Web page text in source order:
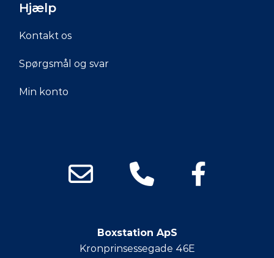
Hjælp
Kontakt os
Spørgsmål og svar
Min konto
Boxstation ApS
Kronprinsessegade 46E